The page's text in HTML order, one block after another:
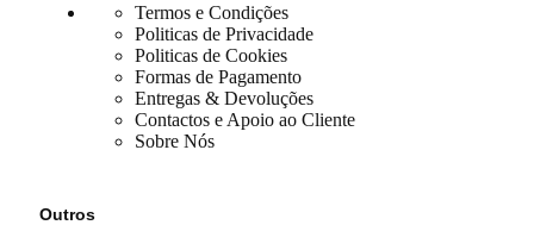
Termos e Condições
Politicas de Privacidade
Politicas de Cookies
Formas de Pagamento
Entregas & Devoluções
Contactos e Apoio ao Cliente
Sobre Nós
Outros